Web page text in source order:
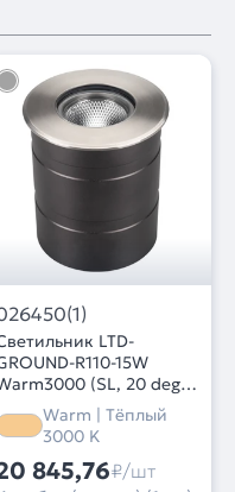
LTD-
R110-15W
(SL, 20 deg,
230V) (Arlight, IP67
3 года)
Warm | Тёплый
3000 K
845,76₽/шт